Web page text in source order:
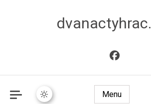
Menu